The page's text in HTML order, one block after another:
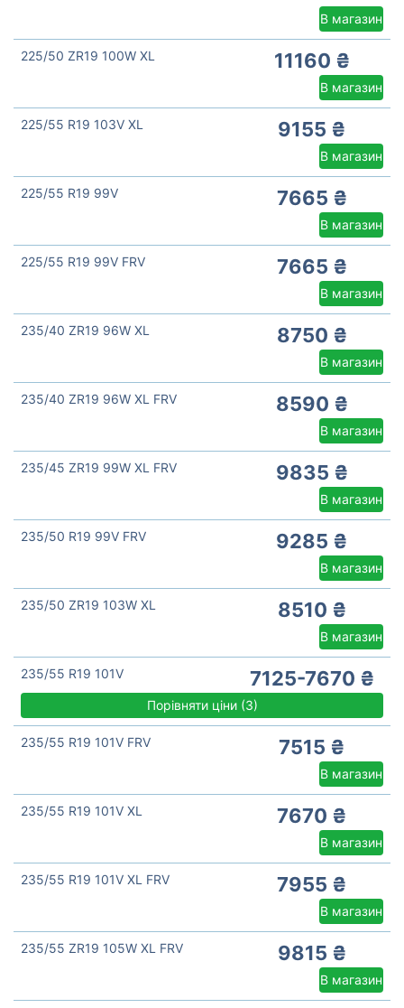
В магазин
225/50 ZR19 100W XL 11160 ₴
В магазин
225/55 R19 103V XL 9155 ₴
В магазин
225/55 R19 99V 7665 ₴
В магазин
225/55 R19 99V FRV 7665 ₴
В магазин
235/40 ZR19 96W XL 8750 ₴
В магазин
235/40 ZR19 96W XL FRV 8590 ₴
В магазин
235/45 ZR19 99W XL FRV 9835 ₴
В магазин
235/50 R19 99V FRV 9285 ₴
В магазин
235/50 ZR19 103W XL 8510 ₴
В магазин
235/55 R19 101V 7125-7670 ₴
Порівняти ціни (3)
235/55 R19 101V FRV 7515 ₴
В магазин
235/55 R19 101V XL 7670 ₴
В магазин
235/55 R19 101V XL FRV 7955 ₴
В магазин
235/55 ZR19 105W XL FRV 9815 ₴
В магазин